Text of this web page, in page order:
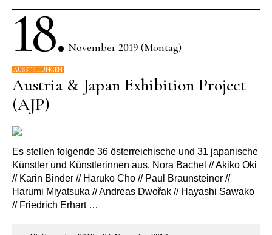
18. November 2019 (Montag)
AUSSTELLUNGEN
Austria & Japan Exhibition Project
(AJP)
Es stellen folgende 36 österreichische und 31 japanische
Künstler und Künstlerinnen aus. Nora Bachel // Akiko Oki
// Karin Binder // Haruko Cho // Paul Braunsteiner //
Harumi Miyatsuka // Andreas Dwořak // Hayashi Sawako
// Friedrich Erhart …